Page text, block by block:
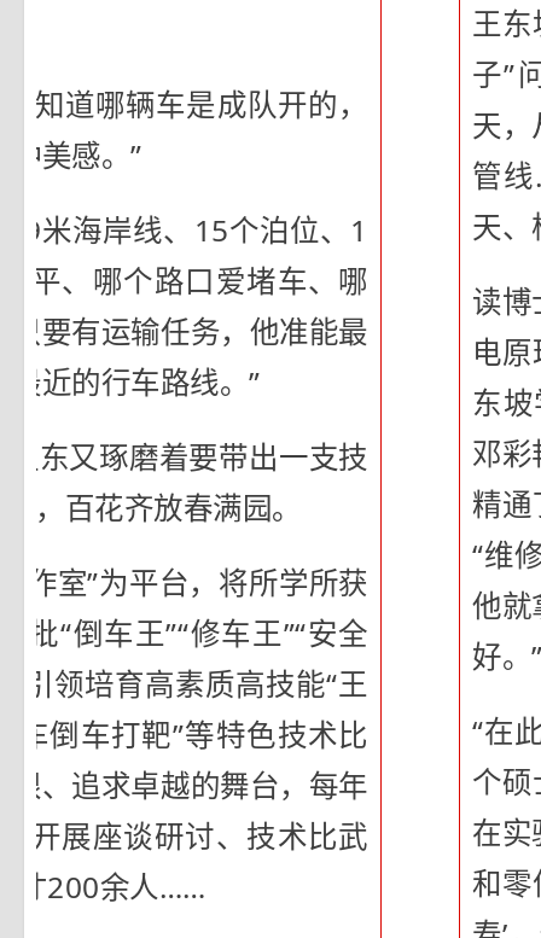
知道哪辆车是成队开的，
美感。”
米海岸线、15个泊位、1
平、哪个路口爱堵车、哪
要有运输任务，他准能最
近的行车路线。”
东又琢磨着要带出一支技
，百花齐放春满园。
作室”为平台，将所学所获
“倒车王”“修车王”“安全
引领培育高素质高技能“王
车倒车打靶”等特色技术比
、追求卓越的舞台，每年
开展座谈研讨、技术比武
才200余人……
王
子”
天，
管
天、
读博
电
东
邓彩
精通
“维
他就
好。
“在
个
在实
和零